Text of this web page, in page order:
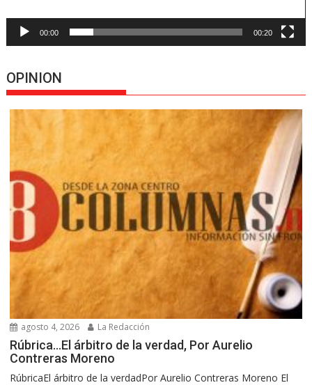
00:00 00:20
OPINION
agosto 4, 2026 La Redacción
Rúbrica…El árbitro de la verdad, Por Aurelio
Contreras Moreno
RúbricaEl árbitro de la verdadPor Aurelio Contreras Moreno El